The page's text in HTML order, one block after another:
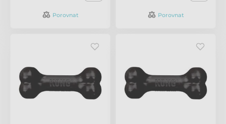
Porovnat Porovnat